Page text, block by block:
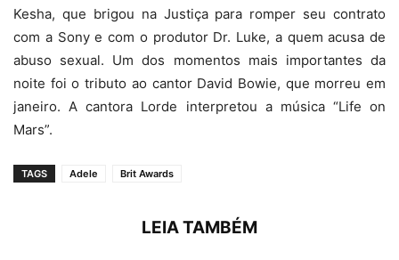
Kesha, que brigou na Justiça para romper seu contrato
com a Sony e com o produtor Dr. Luke, a quem acusa de
abuso sexual. Um dos momentos mais importantes da
noite foi o tributo ao cantor David Bowie, que morreu em
janeiro. A cantora Lorde interpretou a música “Life on
Mars”.
TAGS Adele Brit Awards
LEIA TAMBÉM